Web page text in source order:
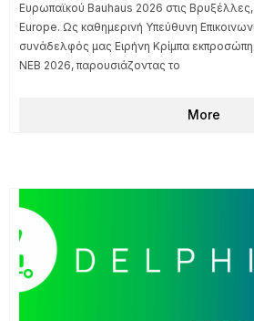
Ευρωπαϊκού Bauhaus 2026 στις
Europe. Ως καθημερινή Υπεύθυνη
συνάδελφός μας Ειρήνη Κρίμπα
NEB 2026, παρουσιάζοντας το
More